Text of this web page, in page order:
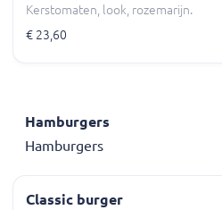
Kerstomaten, look, rozemarijn.
€ 23,60
Hamburgers
Hamburgers
Classic burger